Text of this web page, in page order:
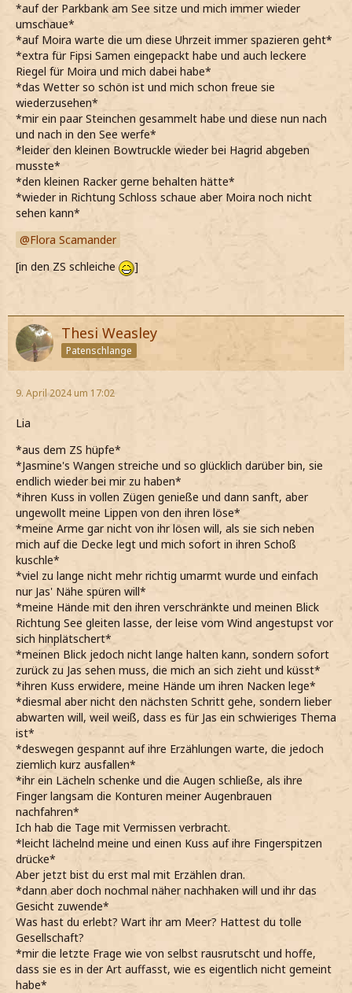
*auf der Parkbank am See sitze und mich immer wieder
umschaue*
*auf Moira warte die um diese Uhrzeit immer spazieren geht*
*extra für Fipsi Samen eingepackt habe und auch leckere
Riegel für Moira und mich dabei habe*
*das Wetter so schön ist und mich schon freue sie
wiederzusehen*
*mir ein paar Steinchen gesammelt habe und diese nun nach
und nach in den See werfe*
*leider den kleinen Bowtruckle wieder bei Hagrid abgeben
musste*
*den kleinen Racker gerne behalten hätte*
*wieder in Richtung Schloss schaue aber Moira noch nicht
sehen kann*
Flora Scamander
[in den ZS schleiche
]
Thesi Weasley
Patenschlange
9. April 2024 um 17:02
Lia
*aus dem ZS hüpfe*
*Jasmine's Wangen streiche und so glücklich darüber bin, sie
endlich wieder bei mir zu haben*
*ihren Kuss in vollen Zügen genieße und dann sanft, aber
ungewollt meine Lippen von den ihren löse*
*meine Arme gar nicht von ihr lösen will, als sie sich neben
mich auf die Decke legt und mich sofort in ihren Schoß
kuschle*
*viel zu lange nicht mehr richtig umarmt wurde und einfach
nur Jas' Nähe spüren will*
*meine Hände mit den ihren verschränkte und meinen Blick
Richtung See gleiten lasse, der leise vom Wind angestupst vor
sich hinplätschert*
*meinen Blick jedoch nicht lange halten kann, sondern sofort
zurück zu Jas sehen muss, die mich an sich zieht und küsst*
*ihren Kuss erwidere, meine Hände um ihren Nacken lege*
*diesmal aber nicht den nächsten Schritt gehe, sondern lieber
abwarten will, weil weiß, dass es für Jas ein schwieriges Thema
ist*
*deswegen gespannt auf ihre Erzählungen warte, die jedoch
ziemlich kurz ausfallen*
*ihr ein Lächeln schenke und die Augen schließe, als ihre
Finger langsam die Konturen meiner Augenbrauen
nachfahren*
Ich hab die Tage mit Vermissen verbracht.
*leicht lächelnd meine und einen Kuss auf ihre Fingerspitzen
drücke*
Aber jetzt bist du erst mal mit Erzählen dran.
*dann aber doch nochmal näher nachhaken will und ihr das
Gesicht zuwende*
Was hast du erlebt? Wart ihr am Meer? Hattest du tolle
Gesellschaft?
*mir die letzte Frage wie von selbst rausrutscht und hoffe,
dass sie es in der Art auffasst, wie es eigentlich nicht gemeint
habe*